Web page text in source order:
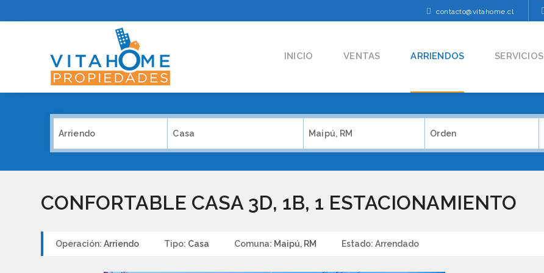
contacto@vitahome.cl
INICIO VENTAS ARRIENDOS SERVICIOS
Arriendo Casa Maipú, RM Orden
CONFORTABLE CASA 3D, 1B, 1 ESTACIONAMIENTO
Operación: Arriendo Tipo: Casa Comuna: Maipú, RM Estado: Arrendado